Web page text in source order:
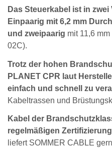
Das Steuerkabel ist in
Einpaarig mit 6,2 mm
und zweipaarig mit 11,6
02C).
Trotz der hohen
PLANET CPR laut
einfach und schnell zu
Kabeltrassen und
Kabel der
regelmäßigen
liefert SOMMER CABLE